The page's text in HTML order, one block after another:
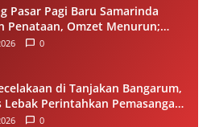
Pasar Pagi Baru Samarinda
Penataan, Omzet Menurun;
Evaluasi Distribusi Ruko
0
di Tanjakan Bangarum,
Lebak Perintahkan Pemasangan
Lintas
0